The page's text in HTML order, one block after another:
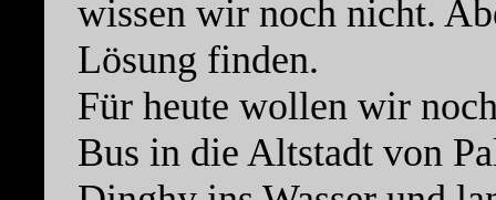
wissen wir noch nicht.
Lösung finden.
Für heute wollen wir
Bus in die Altstadt von